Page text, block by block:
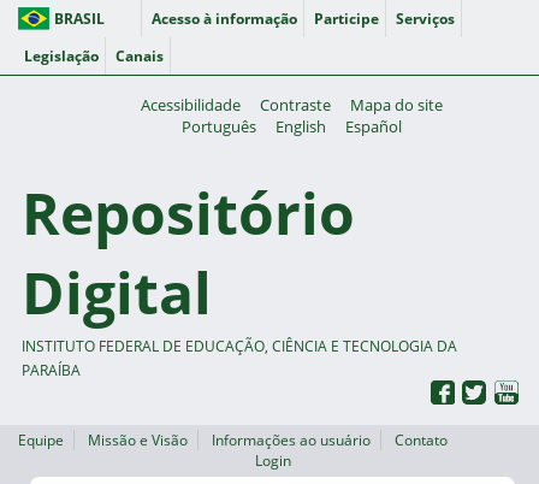
BRASIL Acesso à informação Participe
Serviços
Legislação
Canais
Acessibilidade Contraste
Mapa do site
Português
English Español
Repositório
Digital
INSTITUTO FEDERAL DE EDUCAÇÃO, CIÊNCIA E TECNOLOGIA DA
PARAÍBA
Equipe Missão e Visão Informações ao usuário
Contato
Login